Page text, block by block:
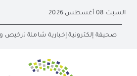
content
السبت 08 أغسطس 2026
صحيفة إلكترونية إخبارية شاملة ترخيص وزارة